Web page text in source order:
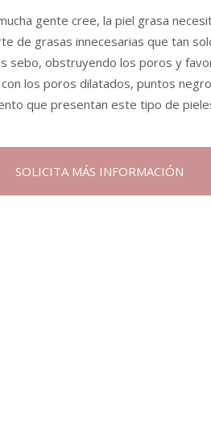
gente cree, la piel grasa
de grasas innecesarias que tan
sebo, obstruyendo los poros y
los poros dilatados, puntos
que presentan este tipo de
SOLICITA MÁS INFORMACIÓN